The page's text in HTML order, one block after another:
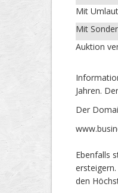
Mit
Mit
Auktion
Jahren.
Der
Ebenfalls
den